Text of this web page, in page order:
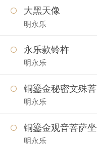
大黑天像
明永乐
永乐款铃杵
明永乐
铜鎏金秘密文殊
明永乐
铜鎏金观音菩萨
明永乐